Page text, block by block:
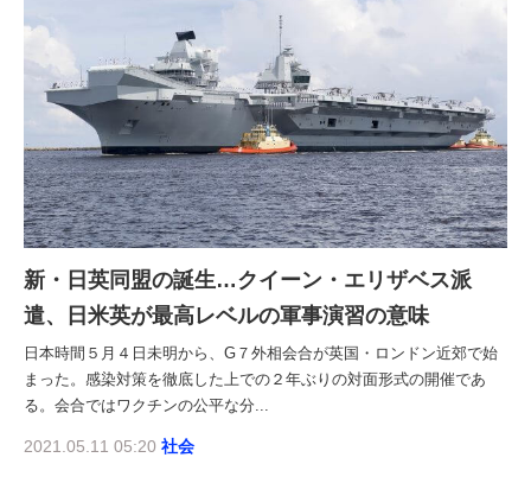
REAL ESTATE BROKERAGE JOURNAL
SMART MARKETING JOURNAL
BPaaS JOURNAL
ADOPTABLE DOG JOURNAL
新・日英同盟の誕生…クイーン・エリザベス派
遣、日米英が最高レベルの軍事演習の意味
日本時間５月４日未明から、G７外相会合が英国・ロンドン近郊で始
まった。感染対策を徹底した上での２年ぶりの対面形式の開催であ
る。会合ではワクチンの公平な分...
2021.05.11 05:20 社会